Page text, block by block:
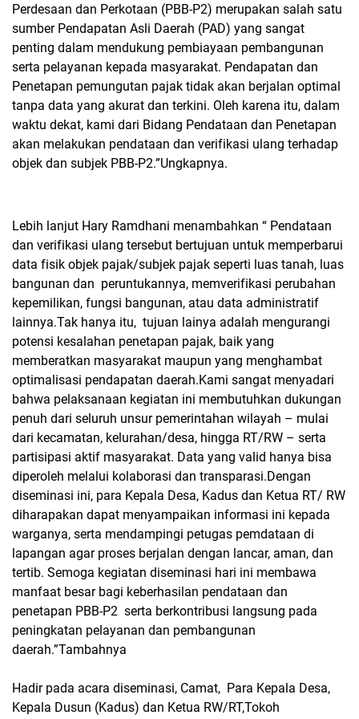
Perdesaan dan Perkotaan (PBB-P2) merupakan salah satu
sumber Pendapatan Asli Daerah (PAD) yang sangat
penting dalam mendukung pembiayaan pembangunan
serta pelayanan kepada masyarakat. Pendapatan dan
Penetapan pemungutan pajak tidak akan berjalan optimal
tanpa data yang akurat dan terkini. Oleh karena itu, dalam
waktu dekat, kami dari Bidang Pendataan dan Penetapan
akan melakukan pendataan dan verifikasi ulang terhadap
objek dan subjek PBB-P2.”Ungkapnya.
Lebih lanjut Hary Ramdhani menambahkan “ Pendataan
dan verifikasi ulang tersebut bertujuan untuk memperbarui
data fisik objek pajak/subjek pajak seperti luas tanah, luas
bangunan dan peruntukannya, memverifikasi perubahan
kepemilikan, fungsi bangunan, atau data administratif
lainnya.Tak hanya itu, tujuan lainya adalah mengurangi
potensi kesalahan penetapan pajak, baik yang
memberatkan masyarakat maupun yang menghambat
optimalisasi pendapatan daerah.Kami sangat menyadari
bahwa pelaksanaan kegiatan ini membutuhkan dukungan
penuh dari seluruh unsur pemerintahan wilayah – mulai
dari kecamatan, kelurahan/desa, hingga RT/RW – serta
partisipasi aktif masyarakat. Data yang valid hanya bisa
diperoleh melalui kolaborasi dan transparasi.Dengan
diseminasi ini, para Kepala Desa, Kadus dan Ketua RT/ RW
diharapakan dapat menyampaikan informasi ini kepada
warganya, serta mendampingi petugas pemdataan di
lapangan agar proses berjalan dengan lancar, aman, dan
tertib. Semoga kegiatan diseminasi hari ini membawa
manfaat besar bagi keberhasilan pendataan dan
penetapan PBB-P2 serta berkontribusi langsung pada
peningkatan pelayanan dan pembangunan
daerah.”Tambahnya
Hadir pada acara diseminasi, Camat, Para Kepala Desa,
Kepala Dusun (Kadus) dan Ketua RW/RT,Tokoh